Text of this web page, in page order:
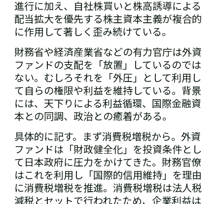
進行に加え、自社株買いと株高誘導による
配当拡大を優先する株主資本主義が複合的
に作用して著しく歪み続けている。
財務省や経済産業省などの有力官庁は外資
ファンドの支配を「放置」しているのでは
ない。むしろそれを「外圧」として利用し
て自らの権限や利益を維持している。背景
には、天下りによる利益循環、国際金融資
本との同調、政治との癒着がある。
具体的に記す。まず消費税増税から。外資
ファンドは「財政健全化」を投資条件とし
て日本政府に圧力をかけてきた。財務官僚
はこれを利用し「国際的信用維持」を理由
に消費税増税を推進。消費税増税は法人税
減税とセットで行われたため、企業利益は